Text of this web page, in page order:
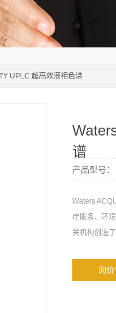
UPLC 超高效液相色谱
谱
产品型号：
Waters
疗服务、环
关机构创造了
询